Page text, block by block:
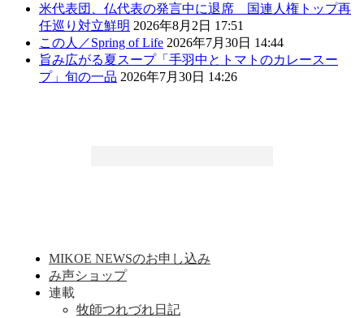
米代表団、仏代表の発言中に退席 国連人権トップ再
任巡り対立鮮明 2026年8月2日 17:51
この人／Spring of Life 2026年7月30日 14:44
旨み広がる夏スープ「手羽中とトマトのカレースー
プ」旬の一品 2026年7月30日 14:26
MIKOE NEWSのお申し込み
み声ショップ
連載
牧師つれづれ日記